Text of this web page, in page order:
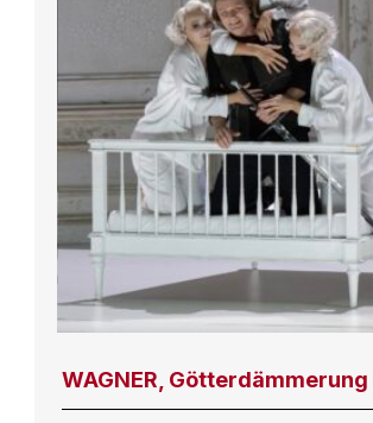
WAGNER, Götterdämmerung